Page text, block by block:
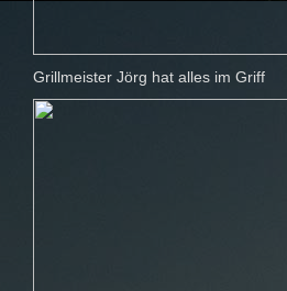
Grillmeister Jörg hat alles im Griff